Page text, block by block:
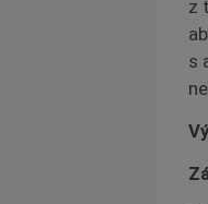
z
s